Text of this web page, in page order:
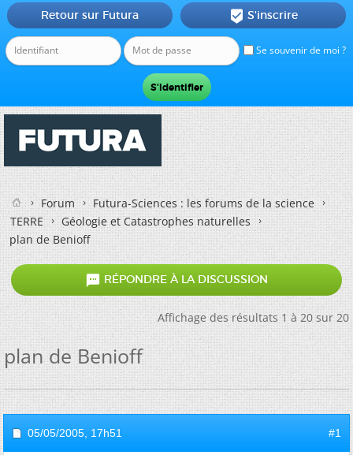
Se souvenir de moi ?
Retour sur Futura  S'inscrire
Forum
Futura-Sciences : les forums de la science
TERRE
Géologie et Catastrophes naturelles
plan de Benioff
 RÉPONDRE À LA DISCUSSION
Affichage des résultats 1 à 20 sur 20
plan de Benioff
05/05/2005, 17h51 #1